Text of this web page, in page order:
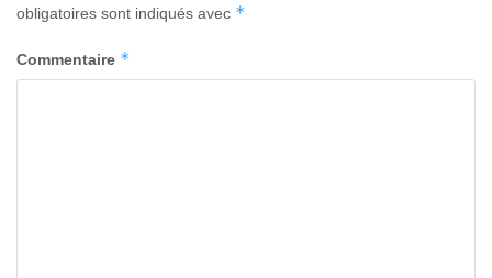
obligatoires sont indiqués avec *
Commentaire *